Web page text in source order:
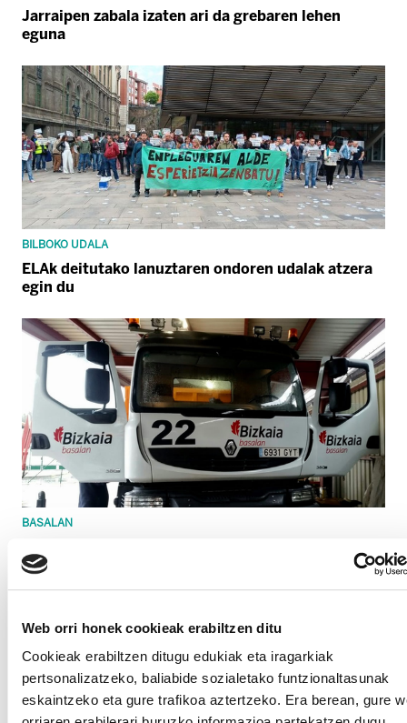
Web orri honek cookieak erabiltzen ditu
Cookieak erabiltzen ditugu edukiak eta iragarkiak
pertsonalizatzeko, baliabide sozialetako funtzionaltasunak
eskaintzeko eta gure trafikoa aztertzeko. Era berean, gure
Jarraipen zabala izaten ari da grebaren lehen
eguna
BILBOKO UDALA
ELAk deitutako lanuztaren ondoren udalak atzera
egin du
BASALAN
enpresa antzinatasuna lehen kontratutik aurrera